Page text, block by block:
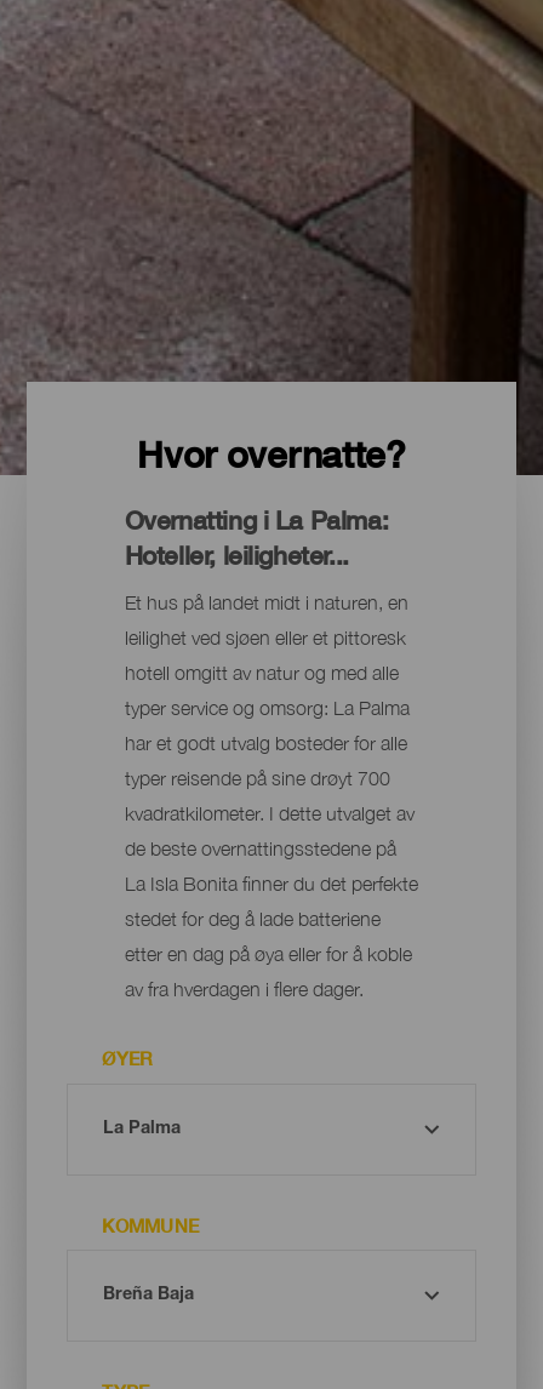
Hvor overnatte?
Overnatting i La Palma:
Hoteller, leiligheter...
Et hus på landet midt i naturen, en
leilighet ved sjøen eller et pittoresk
hotell omgitt av natur og med alle
typer service og omsorg: La Palma
har et godt utvalg bosteder for alle
typer reisende på sine drøyt 700
kvadratkilometer. I dette utvalget av
de beste overnattingsstedene på
La Isla Bonita finner du det perfekte
stedet for deg å lade batteriene
etter en dag på øya eller for å koble
av fra hverdagen i flere dager.
ØYER
KOMMUNE